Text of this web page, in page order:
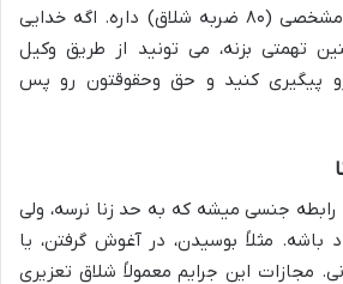
صریح باشه و مجازات مشخصی (۸۰ ضربه شلاق) داره. اگه خدایی
تهمتی بزنه، می تونید از طریق وکیل
پیگیری کنید و حق وحقوقتون رو پس
جنسی میشه که به حد زنا نرسه، ولی
مثلاً بوسیدن، در آغوش گرفتن، یا
مجازات این جرایم معمولاً شلاق تعزیری